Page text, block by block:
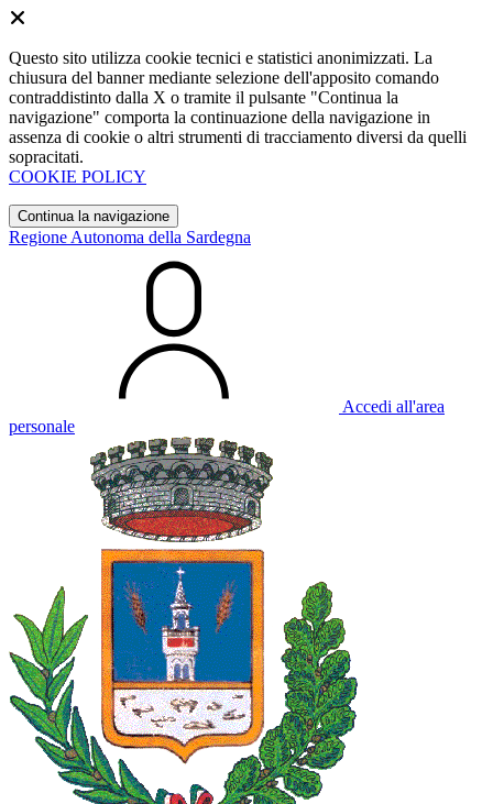
Questo sito utilizza cookie tecnici e statistici anonimizzati. La
chiusura del banner mediante selezione dell'apposito comando
contraddistinto dalla X o tramite il pulsante "Continua la
navigazione" comporta la continuazione della navigazione in
assenza di cookie o altri strumenti di tracciamento diversi da quelli
sopracitati.
COOKIE POLICY
Continua la navigazione
Regione Autonoma della Sardegna
Accedi all'area
personale